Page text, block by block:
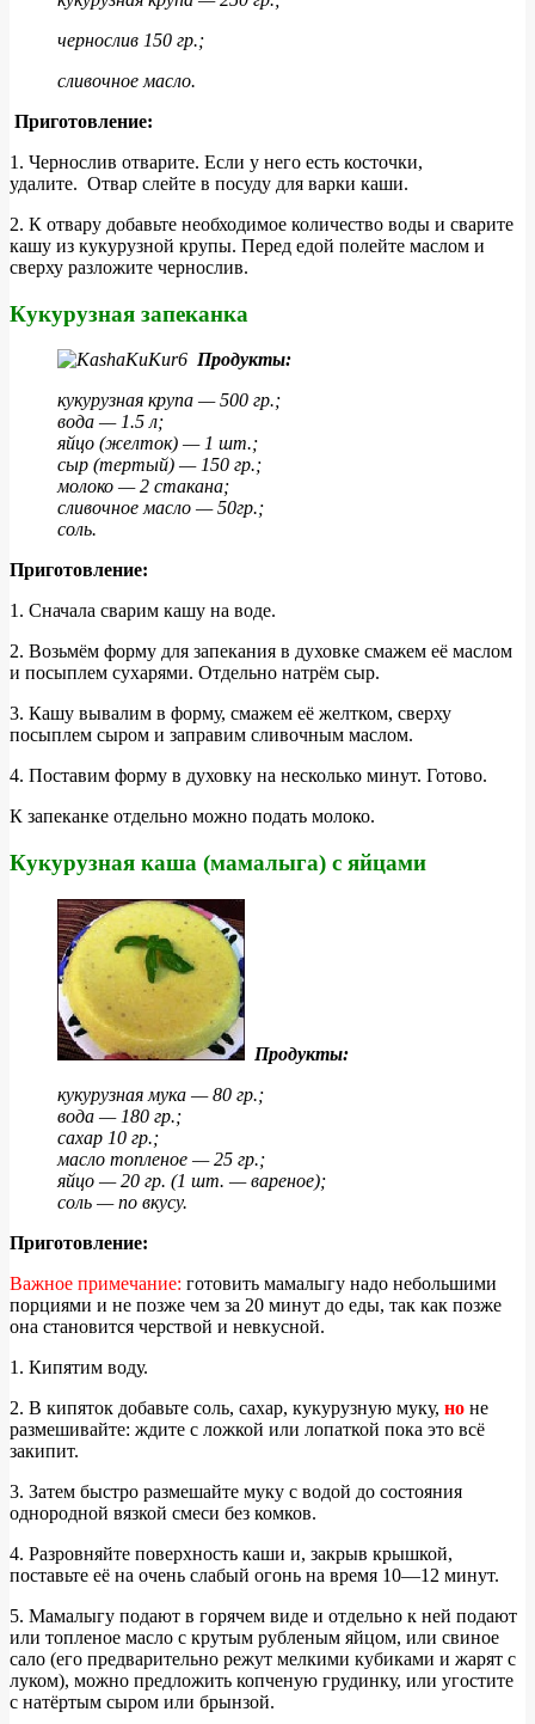
чернослив 150 гр.;
сливочное масло.
Приготовление:
1. Чернослив отварите. Если у него есть косточки,
удалите. Отвар слейте в посуду для варки каши.
2. К отвару добавьте необходимое количество воды и сварите
кашу из кукурузной крупы. Перед едой полейте маслом и
сверху разложите чернослив.
Кукурузная запеканка
Продукты:
кукурузная крупа — 500 гр.;
вода — 1.5 л;
яйцо (желток) — 1 шт.;
сыр (тертый) — 150 гр.;
молоко — 2 стакана;
сливочное масло — 50гр.;
соль.
Приготовление:
1. Сначала сварим кашу на воде.
2. Возьмём форму для запекания в духовке смажем её маслом
и посыплем сухарями. Отдельно натрём сыр.
3. Кашу вывалим в форму, смажем её желтком, сверху
посыплем сыром и заправим сливочным маслом.
4. Поставим форму в духовку на несколько минут. Готово.
К запеканке отдельно можно подать молоко.
Кукурузная каша (мамалыга) с яйцами
Продукты:
кукурузная мука — 80 гр.;
вода — 180 гр.;
сахар 10 гр.;
масло топленое — 25 гр.;
яйцо — 20 гр. (1 шт. — вареное);
соль — по вкусу.
Приготовление:
Важное примечание: готовить мамалыгу надо небольшими
порциями и не позже чем за 20 минут до еды, так как позже
она становится черствой и невкусной.
1. Кипятим воду.
2. В кипяток добавьте соль, сахар, кукурузную муку, но не
размешивайте: ждите с ложкой или лопаткой пока это всё
закипит.
3. Затем быстро размешайте муку с водой до состояния
однородной вязкой смеси без комков.
4. Разровняйте поверхность каши и, закрыв крышкой,
поставьте её на очень слабый огонь на время 10—12 минут.
5. Мамалыгу подают в горячем виде и отдельно к ней подают
или топленое масло с крутым рубленым яйцом, или свиное
сало (его предварительно режут мелкими кубиками и жарят с
луком), можно предложить копченую грудинку, или угостите
с натёртым сыром или брынзой.